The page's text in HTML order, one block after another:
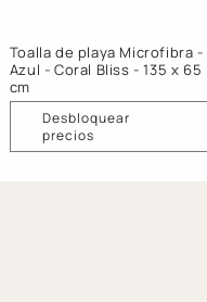
Toalla de playa Microfibra -
Azul - Coral Bliss - 135 x 65
cm
Desbloquear
precios